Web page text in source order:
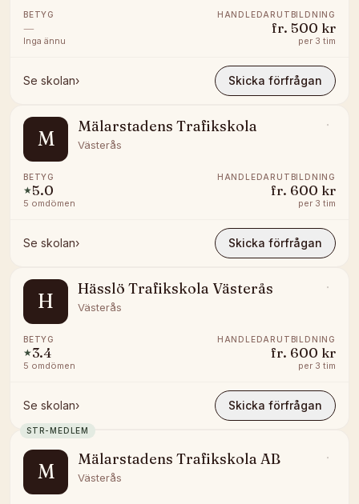
BETYG
—
Inga ännu
HANDLEDARUTBILDNING
fr. 500 kr
per 3 tim
Se skolan› Skicka förfrågan
M
Mälarstadens Trafikskola
Västerås
BETYG
★5.0
5 omdömen
HANDLEDARUTBILDNING
fr. 600 kr
per 3 tim
Se skolan› Skicka förfrågan
H
Hässlö Trafikskola Västerås
Västerås
BETYG
★3.4
5 omdömen
HANDLEDARUTBILDNING
fr. 600 kr
per 3 tim
Se skolan› Skicka förfrågan
STR-MEDLEM
M
Mälarstadens Trafikskola AB
Västerås